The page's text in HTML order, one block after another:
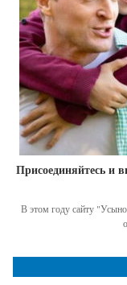
Присоединяйтесь и
В этом году сайту